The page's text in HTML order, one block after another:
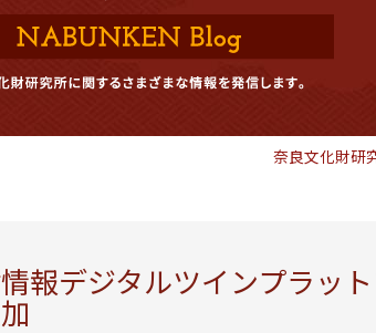
奈良文化財研
報デジタルツインプラッ